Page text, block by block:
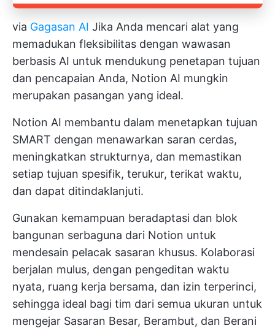
via Gagasan AI Jika Anda mencari alat yang
memadukan fleksibilitas dengan wawasan
berbasis AI untuk mendukung penetapan tujuan
dan pencapaian Anda, Notion AI mungkin
merupakan pasangan yang ideal.
Notion AI membantu dalam menetapkan tujuan
SMART dengan menawarkan saran cerdas,
meningkatkan strukturnya, dan memastikan
setiap tujuan spesifik, terukur, terikat waktu,
dan dapat ditindaklanjuti.
Gunakan kemampuan beradaptasi dan blok
bangunan serbaguna dari Notion untuk
mendesain pelacak sasaran khusus. Kolaborasi
berjalan mulus, dengan pengeditan waktu
nyata, ruang kerja bersama, dan izin terperinci,
sehingga ideal bagi tim dari semua ukuran untuk
mengejar Sasaran Besar, Berambut, dan Berani